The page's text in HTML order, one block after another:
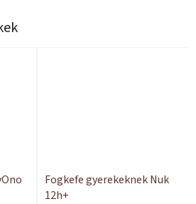
Fogkefe gyerekeknek Nuk
12h+